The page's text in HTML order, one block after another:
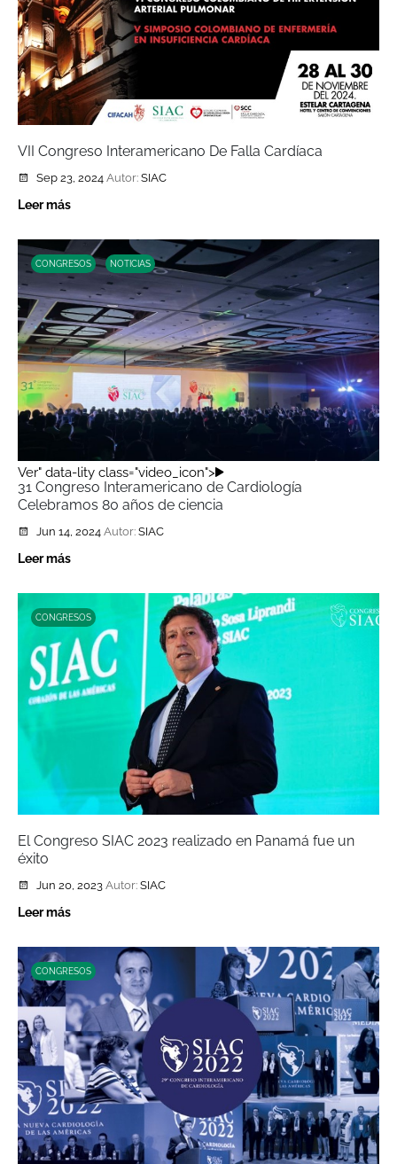
VII Congreso Interamericano De Falla Cardíaca
Sep 23, 2024 Autor: SIAC
Leer más
Ver" data-lity class="video_icon">
CONGRESOS NOTICIAS
31 Congreso Interamericano de Cardiología
Celebramos 80 años de ciencia
Jun 14, 2024 Autor: SIAC
Leer más
CONGRESOS
El Congreso SIAC 2023 realizado en Panamá fue un
éxito
Jun 20, 2023 Autor: SIAC
Leer más
CONGRESOS